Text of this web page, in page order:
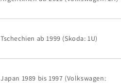
Tschechien ab 1999 (Skoda: 1U)
Japan 1989 bis 1997 (Volkswagen: